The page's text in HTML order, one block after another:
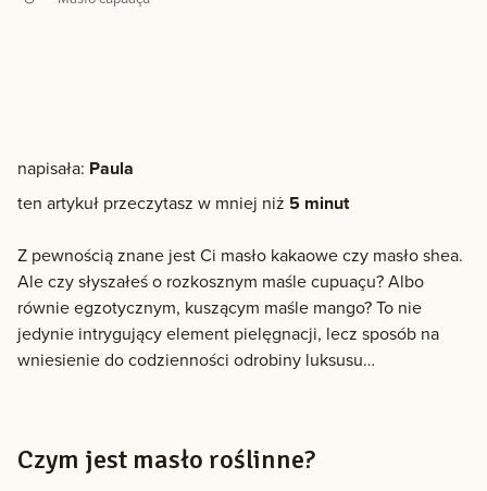
napisała: Paula
ten artykuł przeczytasz w mniej niż 5 minut
Z pewnością znane jest Ci masło kakaowe czy masło shea.
Ale czy słyszałeś o rozkosznym maśle cupuaçu? Albo
równie egzotycznym, kuszącym maśle mango? To nie
jedynie intrygujący element pielęgnacji, lecz sposób na
wniesienie do codzienności odrobiny luksusu…
Czym jest masło roślinne?